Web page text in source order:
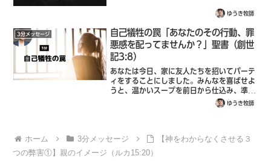
ゆうき牧師
3分メッセージ
自己犠牲の罠「あなたのその行動、罪
悪感を配ってませんか？」聖書（創世
記3:8）
あなたは今日、家に友人たちを招いてパーテ
ィをすることにしました。みんなを喜ばせよ
うと、温かいスープを前日から仕込み、準備
します。みんなが集まってきておしゃべりを
している間も、出来立てのアツアツを食べて
ゆうき牧師
ホーム 3分メッセージ
【神をわからなくさせる３
つの弊害①】親のイメージ（ルカ15:20）